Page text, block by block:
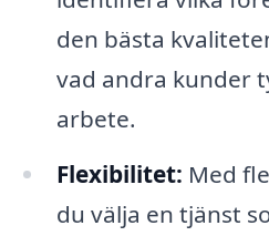
den bästa
vad andra kunder
arbete.
Flexibilitet: Med
du välja en tjänst